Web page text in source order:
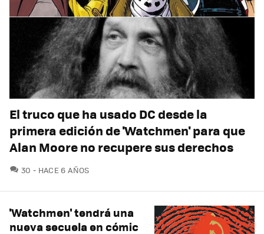
El truco que ha usado DC desde la
primera edición de 'Watchmen' para que
Alan Moore no recupere sus derechos
30 COMENTARIOS
HACE 6 AÑOS
'Watchmen' tendrá una
nueva secuela en cómic